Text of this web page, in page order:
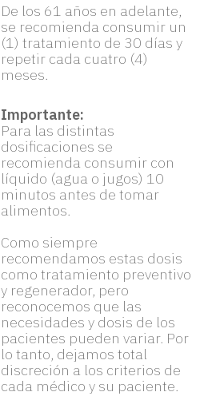
De los 61 años en adelante,
se recomienda consumir un
(1) tratamiento de 30 días y
repetir cada cuatro (4)
meses.
Importante:
Para las distintas
dosificaciones se
recomienda consumir con
líquido (agua o jugos) 10
minutos antes de tomar
alimentos.
Como siempre
recomendamos estas dosis
como tratamiento preventivo
y regenerador, pero
reconocemos que las
necesidades y dosis de los
pacientes pueden variar. Por
lo tanto, dejamos total
discreción a los criterios de
cada médico y su paciente.